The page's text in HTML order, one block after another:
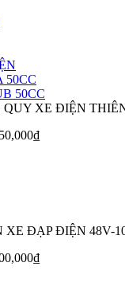
50CC
50CC
QUY XE ĐIỆN
XE ĐẠP ĐIỆN 48V-